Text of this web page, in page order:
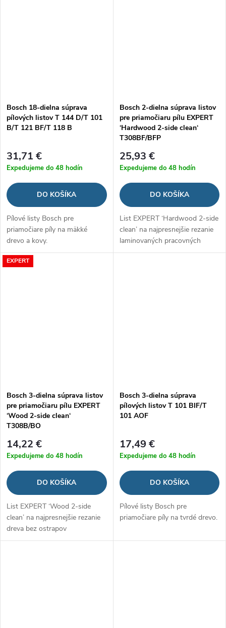
Bosch 18-dielna súprava
pílových listov T 144 D/T 101
B/T 121 BF/T 118 B
31,71 €
Expedujeme do 48 hodín
DO KOŠÍKA
Pílové listy Bosch pre
priamočiare píly na mäkké
drevo a kovy.
Bosch 2-dielna súprava listov
pre priamočiaru pílu EXPERT
‘Hardwood 2-side clean‘
T308BF/BFP
25,93 €
Expedujeme do 48 hodín
DO KOŠÍKA
List EXPERT ‘Hardwood 2-side
clean’ na najpresnejšie rezanie
laminovaných pracovných
dosiek bez trhania
EXPERT
Bosch 3-dielna súprava listov
pre priamočiaru pílu EXPERT
‘Wood 2-side clean‘
T308B/BO
14,22 €
Expedujeme do 48 hodín
DO KOŠÍKA
List EXPERT ‘Wood 2-side
clean’ na najpresnejšie rezanie
dreva bez ostrapov
Bosch 3-dielna súprava
pílových listov T 101 BIF/T
101 AOF
17,49 €
Expedujeme do 48 hodín
DO KOŠÍKA
Pílové listy Bosch pre
priamočiare píly na tvrdé drevo.